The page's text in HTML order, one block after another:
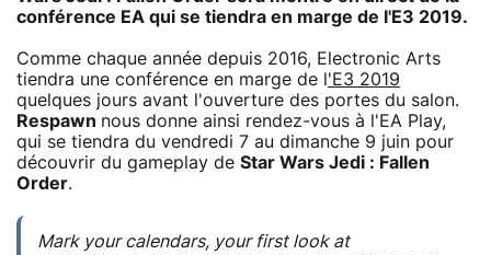
conférence EA qui se tiendra en marge de l'E3 2019.
Comme chaque année depuis 2016, Electronic Arts
tiendra une conférence en marge de l 'E3 2019
quelques jours avant l'ouverture des portes du salon.
Respawn nous donne ainsi rendez-vous à l'EA Play,
qui se tiendra du vendredi 7 au dimanche 9 juin pour
découvrir du gameplay de Star Wars Jedi : Fallen
Order.
Mark your calendars, your first look at